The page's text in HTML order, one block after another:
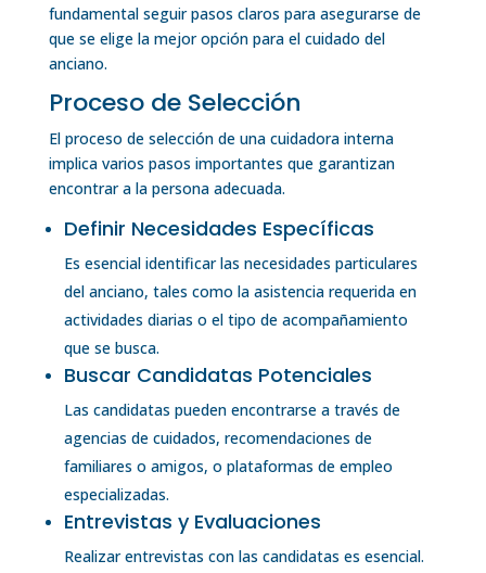
fundamental seguir pasos claros para asegurarse de
que se elige la mejor opción para el cuidado del
anciano.
Proceso de Selección
El proceso de selección de una cuidadora interna
implica varios pasos importantes que garantizan
encontrar a la persona adecuada.
Definir Necesidades Específicas
Es esencial identificar las necesidades particulares
del anciano, tales como la asistencia requerida en
actividades diarias o el tipo de acompañamiento
que se busca.
Buscar Candidatas Potenciales
Las candidatas pueden encontrarse a través de
agencias de cuidados, recomendaciones de
familiares o amigos, o plataformas de empleo
especializadas.
Entrevistas y Evaluaciones
Realizar entrevistas con las candidatas es esencial.